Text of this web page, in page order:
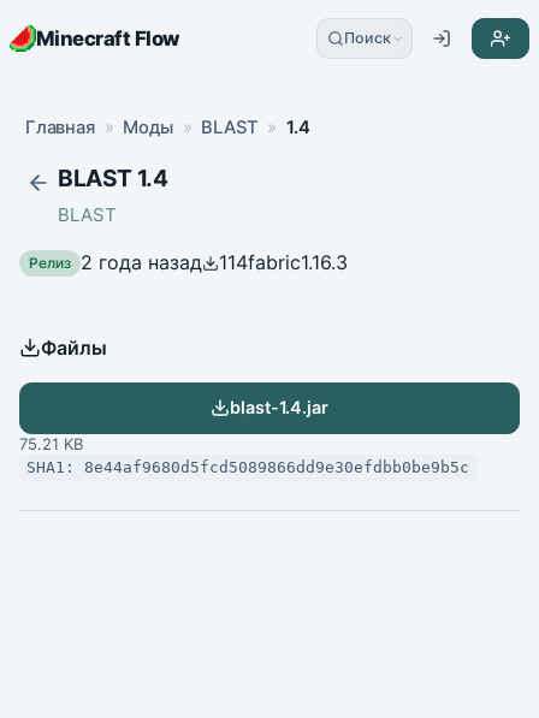
Minecraft Flow Поиск
Главная » Моды » BLAST » 1.4
BLAST 1.4
BLAST
Релиз 2 года назад 114fabric1.16.3
Файлы
blast-1.4.jar
75.21 KB
SHA1: 8e44af9680d5fcd5089866dd9e30efdbb0be9b5c